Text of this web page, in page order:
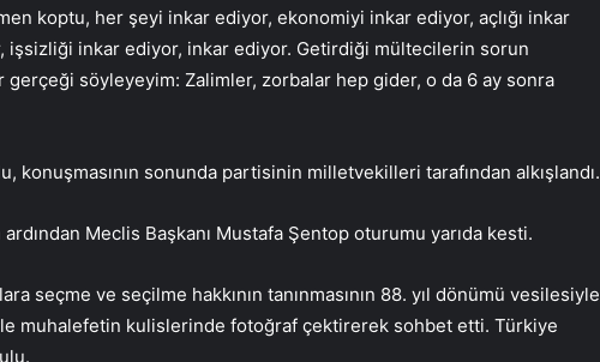
koptu, her şeyi inkar ediyor, ekonomiyi inkar ediyor, açlığı inkar
işsizliği inkar ediyor, inkar ediyor. Getirdiği mültecilerin sorun
söyleyeyim: Zalimler, zorbalar hep gider, o da 6 ay sonra
konuşmasının sonunda partisinin milletvekilleri tarafından alkışlandı.
ardından Meclis Başkanı Mustafa Şentop oturumu yarıda kesti.
seçme ve seçilme hakkının tanınmasının 88. yıl dönümü vesilesiyle
muhalefetin kulislerinde fotoğraf çektirerek sohbet etti. Türkiye